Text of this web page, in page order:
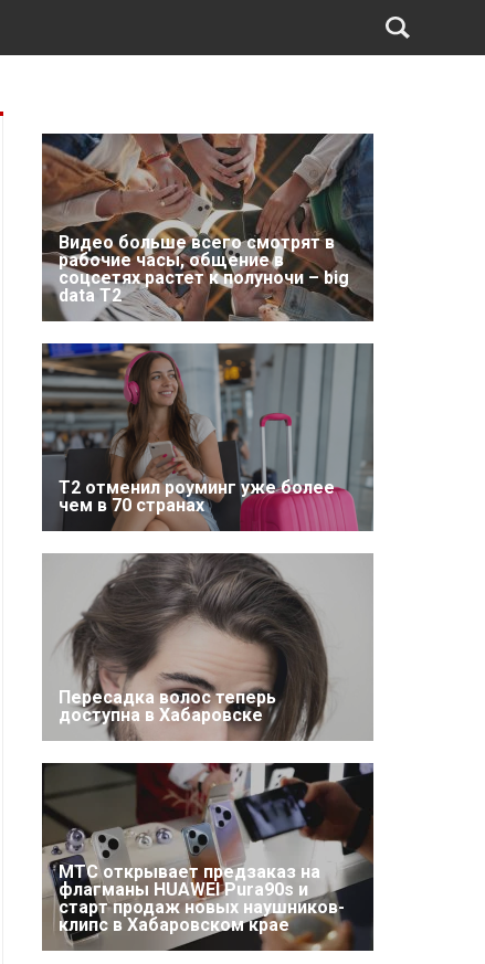
Видео больше всего смотрят в
рабочие часы, общение в
соцсетях растет к полуночи – big
data T2
Т2 отменил роуминг уже более
чем в 70 странах
Пересадка волос теперь
доступна в Хабаровске
МТС открывает предзаказ на
флагманы HUAWEI Pura90s и
старт продаж новых наушников-
клипс в Хабаровском крае